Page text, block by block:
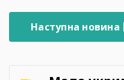
Наступна новина